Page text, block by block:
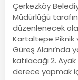
Çerkezköy
Müdürlüğü
düzenlenecek
Kartaltepe Piknik
Güreş Alanı’nda
katılacağı 2.
derece yapmak